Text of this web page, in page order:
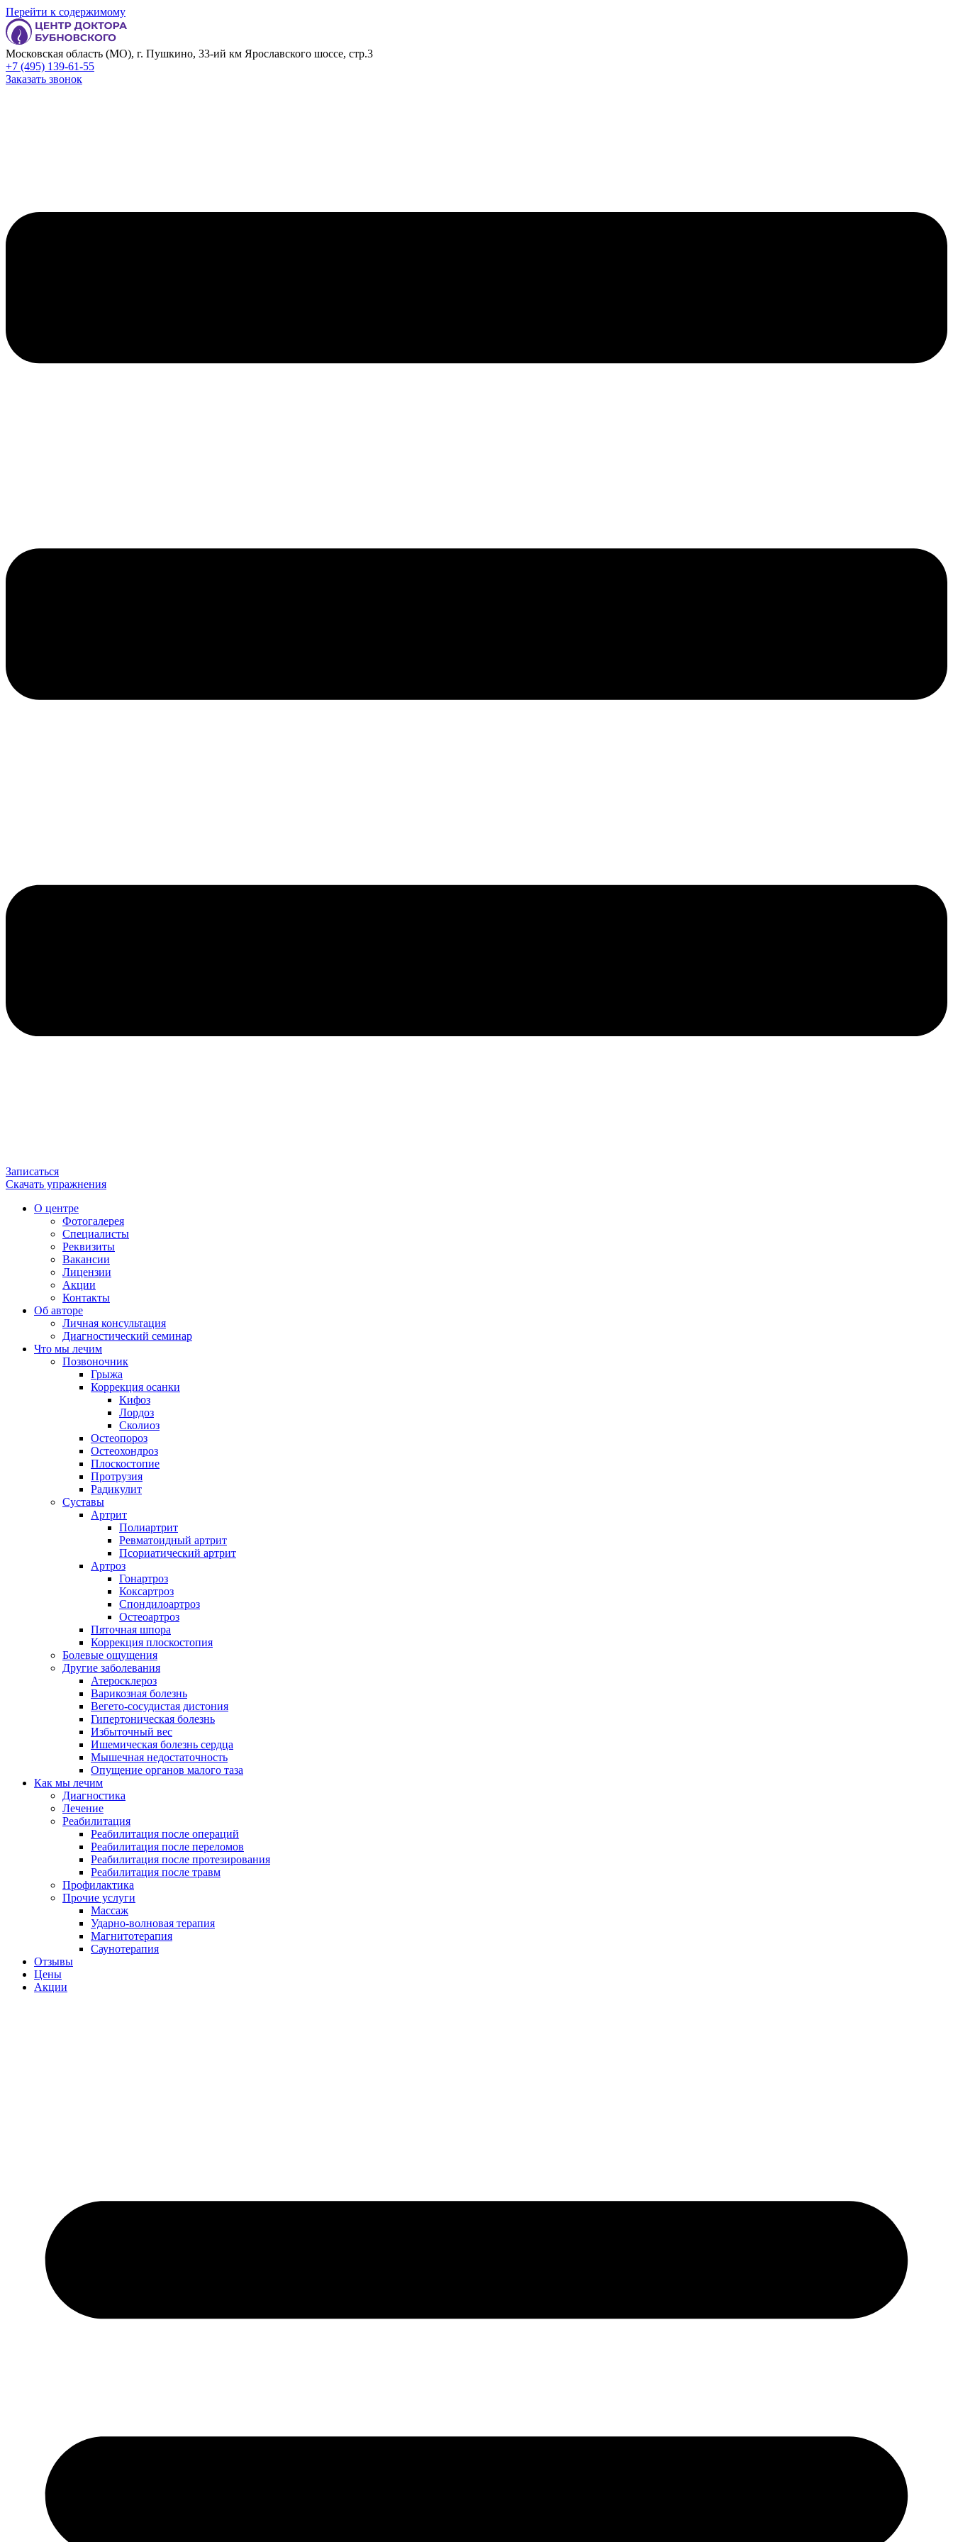
Перейти к содержимому
Московская область (МО), г. Пушкино, 33-ий км Ярославского шоссе, стр.3
+7 (495) 139-61-55
Заказать звонок
Записаться
Скачать упражнения
О центре
Фотогалерея
Специалисты
Реквизиты
Вакансии
Лицензии
Акции
Контакты
Об авторе
Личная консультация
Диагностический семинар
Что мы лечим
Позвоночник
Грыжа
Коррекция осанки
Кифоз
Лордоз
Сколиоз
Остеопороз
Остеохондроз
Плоскостопие
Протрузия
Радикулит
Суставы
Артрит
Полиартрит
Ревматоидный артрит
Псориатический артрит
Артроз
Гонартроз
Коксартроз
Спондилоартроз
Остеоартроз
Пяточная шпора
Коррекция плоскостопия
Болевые ощущения
Другие заболевания
Атеросклероз
Варикозная болезнь
Вегето-сосудистая дистония
Гипертоническая болезнь
Избыточный вес
Ишемическая болезнь сердца
Мышечная недостаточность
Опущение органов малого таза
Как мы лечим
Диагностика
Лечение
Реабилитация
Реабилитация после операций
Реабилитация после переломов
Реабилитация после протезирования
Реабилитация после травм
Профилактика
Прочие услуги
Массаж
Ударно-волновая терапия
Магнитотерапия
Саунотерапия
Отзывы
Цены
Акции